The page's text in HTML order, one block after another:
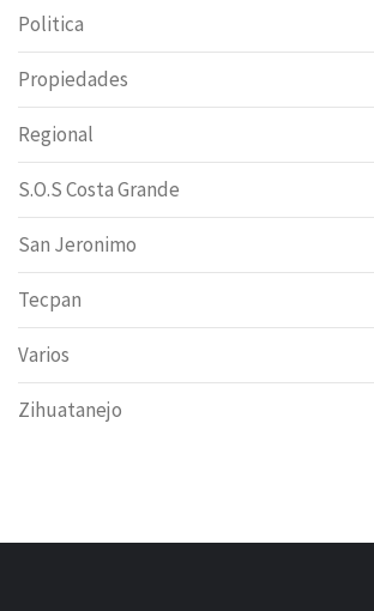
Politica
Propiedades
Regional
S.O.S Costa Grande
San Jeronimo
Tecpan
Varios
Zihuatanejo